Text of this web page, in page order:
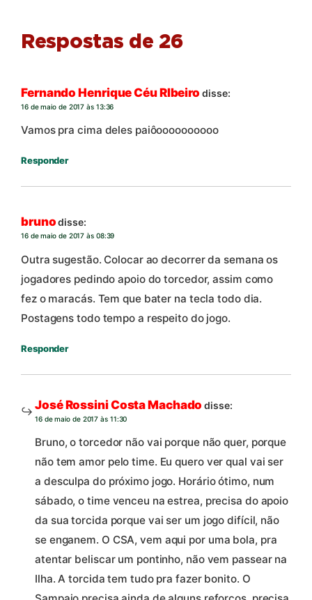
Respostas de 26
Fernando Henrique Céu RIbeiro disse:
16 de maio de 2017 às 13:36
Vamos pra cima deles paiôoooooooooo
Responder
bruno disse:
16 de maio de 2017 às 08:39
Outra sugestão. Colocar ao decorrer da semana os
jogadores pedindo apoio do torcedor, assim como
fez o maracás. Tem que bater na tecla todo dia.
Postagens todo tempo a respeito do jogo.
Responder
José Rossini Costa Machado disse:
16 de maio de 2017 às 11:30
Bruno, o torcedor não vai porque não quer, porque
não tem amor pelo time. Eu quero ver qual vai ser
a desculpa do próximo jogo. Horário ótimo, num
sábado, o time venceu na estrea, precisa do apoio
da sua torcida porque vai ser um jogo difícil, não
se enganem. O CSA, vem aqui por uma bola, pra
atentar beliscar um pontinho, não vem passear na
Ilha. A torcida tem tudo pra fazer bonito. O